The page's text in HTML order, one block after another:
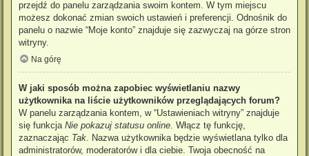
przejdź do panelu zarządzania swoim kontem. W tym miejscu
możesz dokonać zmian swoich ustawień i preferencji. Odnośnik do
panelu o nazwie “Moje konto” znajduje się zazwyczaj na górze stron
witryny.
Na górę
W jaki sposób można zapobiec wyświetlaniu nazwy
użytkownika na liście użytkowników przeglądających forum?
W panelu zarządzania kontem, w “Ustawieniach witryny” znajduje
się funkcja Nie pokazuj statusu online . Włącz tę funkcję,
zaznaczając Tak . Nazwa użytkownika będzie wyświetlana tylko dla
administratorów, moderatorów i dla ciebie. Twoja obecność na